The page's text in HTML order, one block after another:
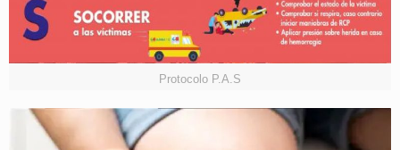
Protocolo P.A.S